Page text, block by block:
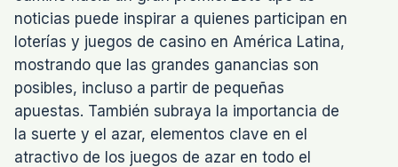
noticias puede inspirar a quienes participan en
loterías y juegos de casino en América Latina,
mostrando que las grandes ganancias son
posibles, incluso a partir de pequeñas
apuestas. También subraya la importancia de
la suerte y el azar, elementos clave en el
atractivo de los juegos de azar en todo el